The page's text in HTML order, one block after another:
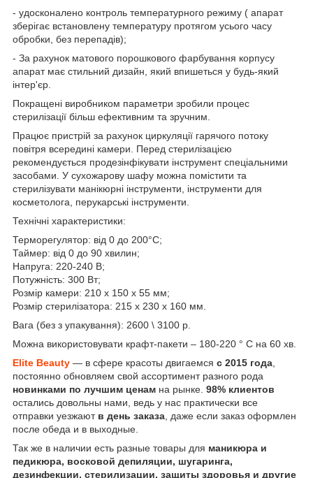
- удосконалено контроль температурного режиму ( апарат
зберігає встановлену температуру протягом усього часу
обробки, без перепадів);
- За рахунок матового порошкового фарбування корпусу
апарат має стильний дизайн, який впишеться у будь-який
інтер'єр.
Покращені виробником параметри зробили процес
стерилізації більш ефективним та зручним.
Працює пристрій за рахунок циркуляції гарячого потоку
повітря всередині камери. Перед стерилізацією
рекомендується продезінфікувати інструмент спеціальними
засобами. У сухожарову шафу можна помістити та
стерилізувати манікюрні інструменти, інструменти для
косметолога, перукарські інструменти.
Технічні характеристики:
Терморегулятор: від 0 до 200°C;
Таймер: від 0 до 90 хвилин;
Напруга: 220-240 В;
Потужність: 300 Вт;
Розмір камери: 210 х 150 х 55 мм;
Розмір стерилізатора: 215 х 230 х 160 мм.
Вага (без з упакування): 2600 \ 3100 р.
Можна використовувати крафт-пакети – 180-220 ° C на 60 хв.
Elite Beauty — в сфере красоты двигаемся с 2015 года
постоянно обновляем свой ассортимент разного рода
новинками по лучшим ценам на рынке. 98% клиентов
остались довольны нами, ведь у нас практически все
отправки уезжают в день заказа , даже если заказ оформлен
после обеда и в выходные.
Так же в наличии есть разные товары для маникюра и
педикюра, восковой депиляции, шугаринга,
дезинфекции, стерилизации, защиты здоровья и другие